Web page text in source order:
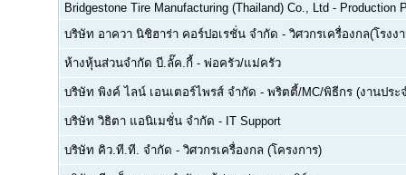
Bridgestone Tire Manufacturing (Thailand) Co., Ltd - Production
บริษัท อาควา นิชิฮาร่า คอร์ปอเรชั่น จำกัด - วิศวกรเครื่องกล(โรงง
ห้างหุ้นส่วนจำกัด บี.ลั๊ค.กี้ - พ่อครัว/แม่ครัว
บริษัท พิงค์ ไลน์ เอนเตอร์ไพรส์ จำกัด - พริตตี้/MC/พิธีกร (งานประ
บริษัท วิธิตา แอนิเมชั่น จำกัด - IT Support
บริษัท คิว.ที.ที. จำกัด - วิศวกรเครื่องกล (โครงการ)